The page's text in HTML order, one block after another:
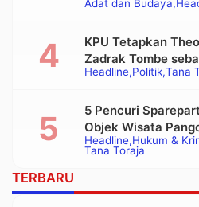
Adat dan Budaya
Alat Berat pada
Headline Politik Tana
KPU Tetapkan
Zadrak Tombe
Bupati Tana Toraja
Headline Hukum &
Tana Toraja
5 Pencuri
Objek Wisata
Polisi
TERBARU